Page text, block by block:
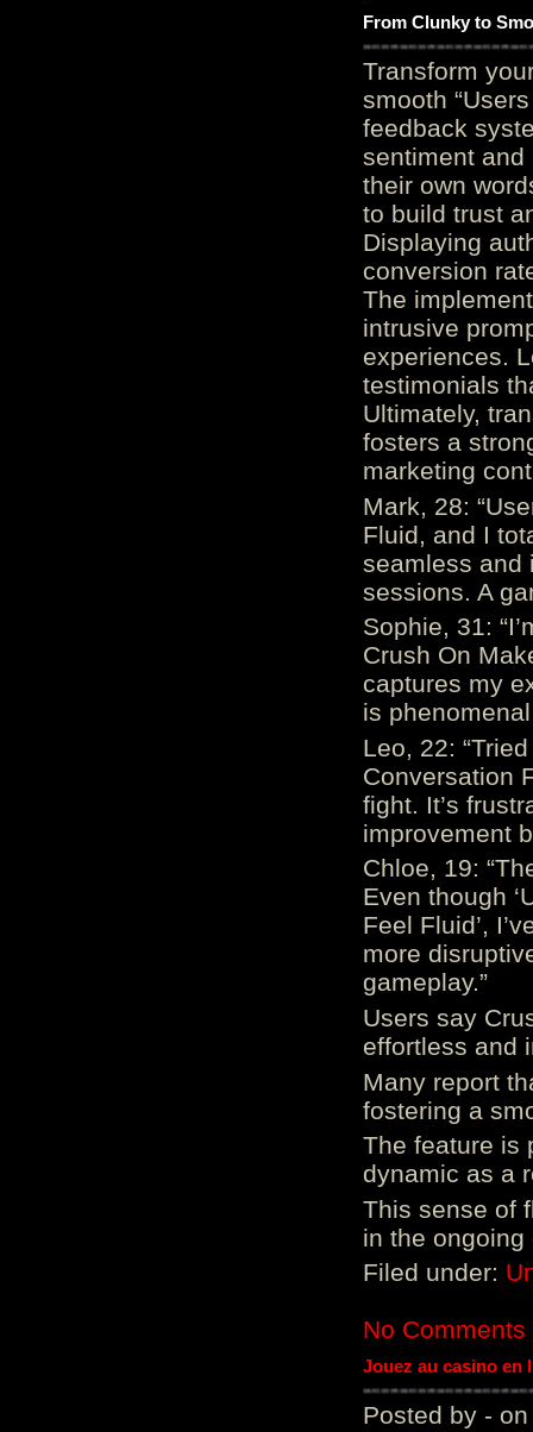
From Clunky to
Transform
smooth
feedback
sentiment and
their own
to build trust
Displaying
conversion
The
intrusive
experiences.
testimonials
Ultimately,
fosters a
marketing
Mark, 28:
Fluid, and I
seamless and
sessions. A
Sophie, 31:
Crush On
captures my
is
Leo, 22:
Conversation
fight. It’s
improvement
Chloe, 19:
Even though
Feel Fluid’,
more
gameplay.”
Users say
effortless and
Many report
fostering a
The feature is
dynamic as a
This sense of
in the ongoing
Filed under:
No Comments
Jouez au casino en
Posted by - on